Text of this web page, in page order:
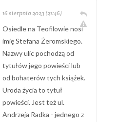
16 sierpnia 2023 (21:46)
Osiedle na Teofilowie nosi
imię Stefana Żeromskiego.
Nazwy ulic pochodzą od
tytułów jego powieści lub
od bohaterów tych książek.
Uroda życia to tytuł
powieści. Jest też ul.
Andrzeja Radka - jednego z